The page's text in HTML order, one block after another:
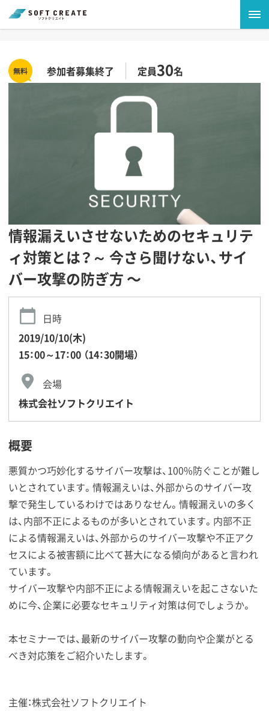
参加者募集終了 定員30名
情報漏えいさせないためのセキュリテ
ィ対策とは？～ 今さら聞けない、サイ
バー攻撃の防ぎ方 〜
日時
2019/10/10(木)
15：00～17：00 （14：30開場）
会場
株式会社ソフトクリエイト
概要
悪質かつ巧妙化するサイバー攻撃は、100%防ぐことが難し
いとされています。情報漏えいは、外部からのサイバー攻
撃で発生しているわけではありなせん。情報漏えいの多く
は、内部不正によるものが多いとされています。内部不正
による情報漏えいは、外部からのサイバー攻撃や不正アク
セスによる被害額に比べて甚大になる傾向があると言われ
ています。
サイバー攻撃や内部不正による情報漏えいを起こさないた
めに今、企業に必要なセキュリティ対策は何でしょうか。
本セミナーでは、最新のサイバー攻撃の動向や企業がとる
べき対応策をご紹介いたします。
主催：株式会社ソフトクリエイト